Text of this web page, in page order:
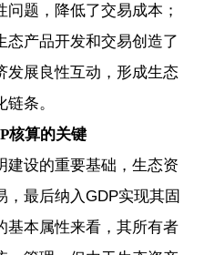
题，降低了交易成本；
态产品开发和交易创造了
发展良性互动，形成生态
条。
核算的关键
建设的重要基础，生态资
最后纳入GDP实现其固
基本属性来看，其所有者